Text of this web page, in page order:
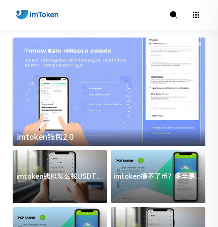
imtoken钱包2.0
imtoken钱包怎么找USDT地
址？三步搞定不踩坑
imtoken提不了币？多半是这
几件事没处理好